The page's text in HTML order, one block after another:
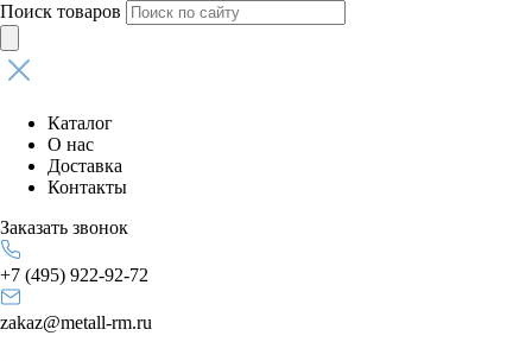
Поиск товаров
Каталог
О нас
Доставка
Контакты
Заказать звонок
+7 (495) 922-92-72
zakaz@metall-rm.ru